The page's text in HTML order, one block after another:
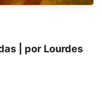
| por Lourdes